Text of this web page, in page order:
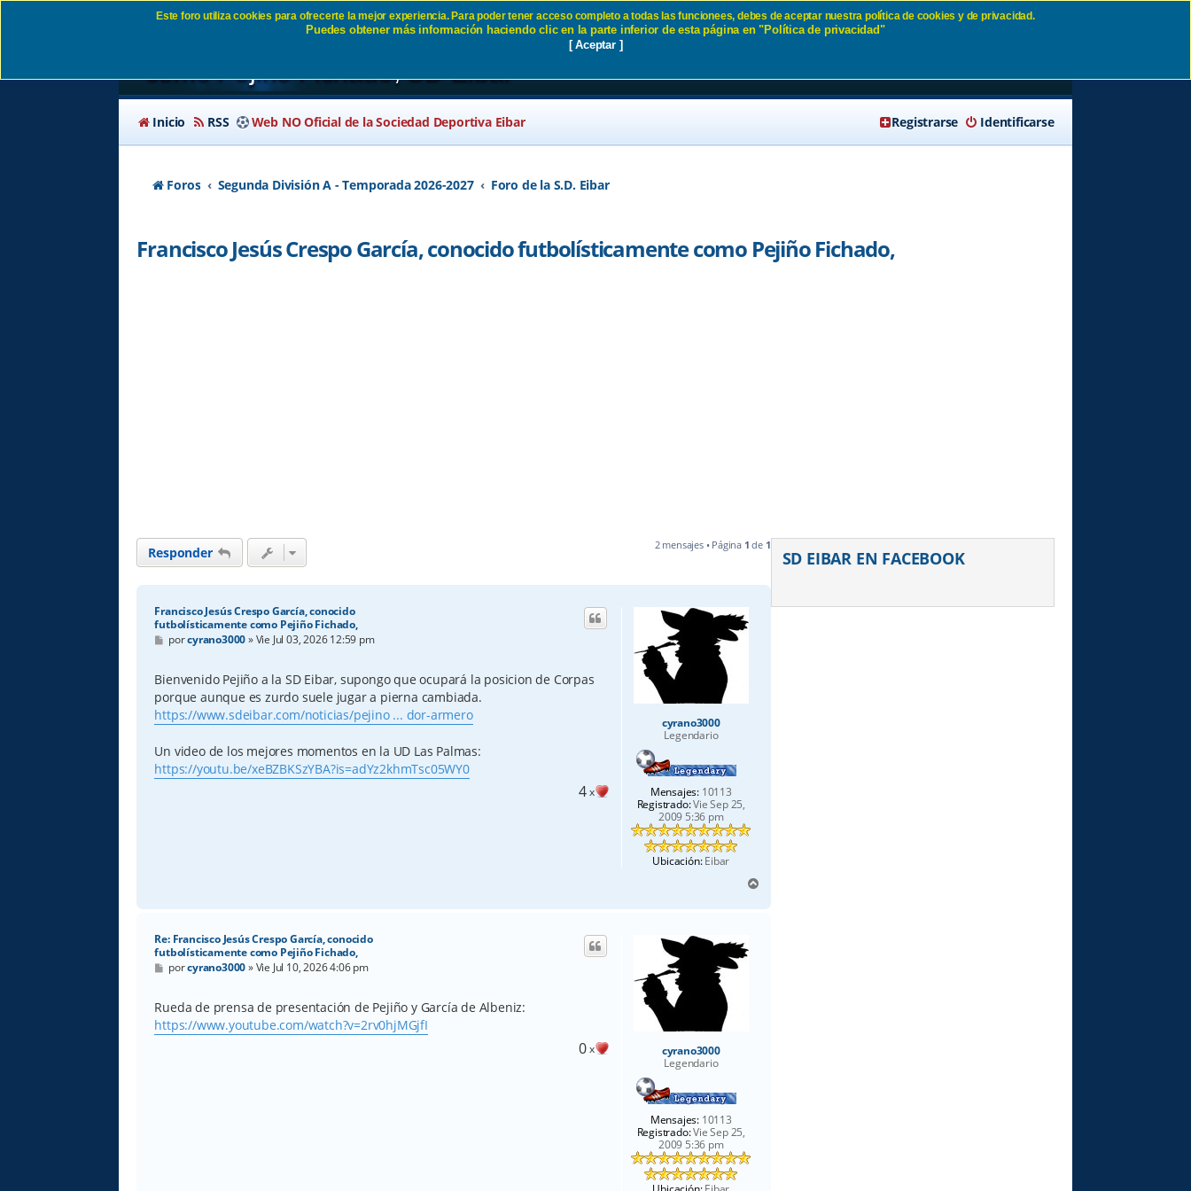
Francisco Jesús Crespo García, conocido futbolísticamente
Inicio RSS Web NO Oficial de la Sociedad Deportiva Eibar Identificarse
Registrarse
Foros Segunda División A - Temporada 2026-2027 Foro de la S.D. Eibar
Francisco Jesús Crespo García, conocido futbolísticamente como Pejiño Fichado,
Responder 2 mensajes • Página 1 de 1
cyrano3000
Legendario
Mensajes: 10113
Registrado:Vie Sep 25,
2009 5:36 pm
Ubicación:Eibar
Francisco Jesús Crespo García, conocido
futbolísticamente como Pejiño Fichado,
M
e
s
a
j
e
porcyrano3000»Vie Jul 03, 2026 12:59 pm
Bienvenido Pejiño a la SD Eibar, supongo que ocupará la posicion de Corpas
porque aunque es zurdo suele jugar a pierna cambiada.
https://www.sdeibar.com/noticias/pejino ... dor-armero
Un video de los mejores momentos en la UD Las Palmas:
https://youtu.be/xeBZBKSzYBA?is=adYz2khmTsc05WY0
4x
r
cyrano3000
Legendario
Mensajes: 10113
Registrado:Vie Sep 25,
2009 5:36 pm
Re: Francisco Jesús Crespo García, conocido
futbolísticamente como Pejiño Fichado,
M
e
s
a
j
porcyrano3000»Vie Jul 10, 2026 4:06 pm
Rueda de prensa de presentación de Pejiño y García de Albeniz:
https://www.youtube.com/watch?v=2rv0hjMGjfI
0x
SD EIBAR EN FACEBOOK
Este foro utiliza cookies para ofrecerte la mejor experiencia. Para poder tener acceso completo a todas las funcionees, debes de aceptar nuestra política de cookies y de privacidad.
Puedes obtener más información haciendo clic en la parte inferior de esta página en "Política de privacidad"
[ Aceptar ]